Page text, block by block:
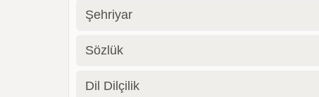
Şehriyar
Sözlük
Dil Dilçilik